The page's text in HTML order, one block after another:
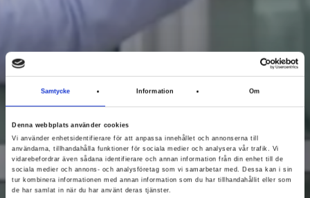
Samtycke Information Om
Denna webbplats använder cookies
Vi använder enhetsidentifierare för att anpassa innehållet och annonserna till
användarna, tillhandahålla funktioner för sociala medier och analysera vår trafik. Vi
vidarebefordrar även sådana identifierare och annan information från din enhet till de
sociala medier och annons- och analysföretag som vi samarbetar med. Dessa kan i sin
tur kombinera informationen med annan information som du har tillhandahållit eller som
de har samlat in när du har använt deras tjänster.
HOPP OCH LEK PÅ 3-C!
Läs artikel